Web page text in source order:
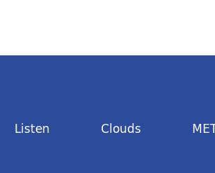
Listen Clouds